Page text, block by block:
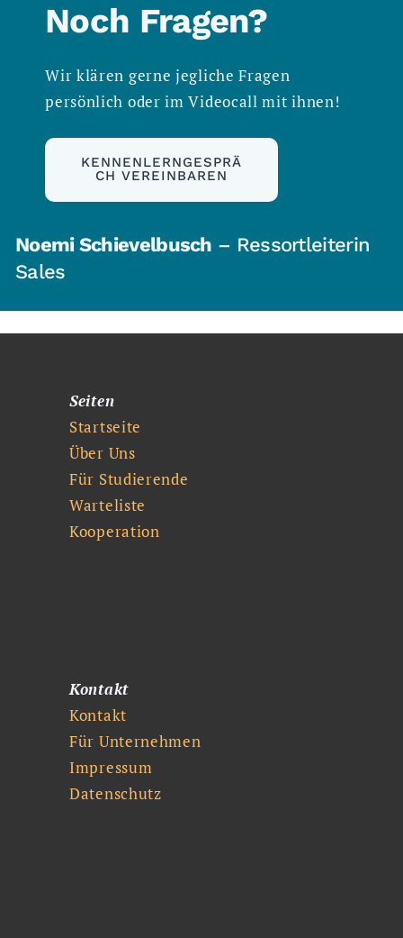
Noch Fragen?
Wir klären gerne jegliche Fragen
persönlich oder im Videocall mit ihnen!
KENNENLERNGESPRÄ
CH VEREINBAREN
Noemi Schievelbusch – Ressortleiterin
Sales
Seiten
Startseite
Über Uns
Für Studierende
Warteliste
Kooperation
Kontakt
Kontakt
Für Unternehmen
Impressum
Datenschutz